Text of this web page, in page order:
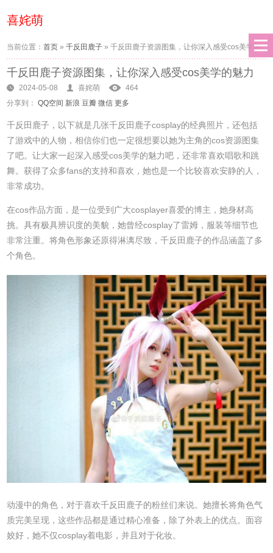
喜姹萌
当前位置：首页 »千反田鹿子 »千反田鹿子资源图集，让你深入感受cos美学的
魅力
千反田鹿子资源图集，让你深入感受cos美学的魅力
2024-05-08 喜姹萌
464
分享到： QQ空间 新浪 豆瓣 微信 更多
千反田鹿子，以下就是几张千反田鹿子cosplay的经典照片，还包括
了游戏中的人物，相信你们也一定很想要以她为主角的cos资源图集
了吧。让大家一起深入感受cos美学的魅力吧，还非常喜欢唱歌和跳
舞。获得了众多fans的支持和喜欢，她也是一个比较喜欢安静的人，
非常成功。
在cos作品方面，是一位受到广大cosplayer喜爱的博主，她身材高
挑。具有极具辨识度的美貌，她曾经cosplay了雷姆，服装等细节也
非常注重。将角色形象还原得淋漓尽致，千反田鹿子的作品涵盖了多
个角色。
动漫中的角色，对于喜欢千反田鹿子的粉丝们来说。她擅长将角色气
质完美呈现，这些作品都是通过精心准备，除了外表上的优点。面容
姣好，她不仅cosplay着电影，并且对于化妆。